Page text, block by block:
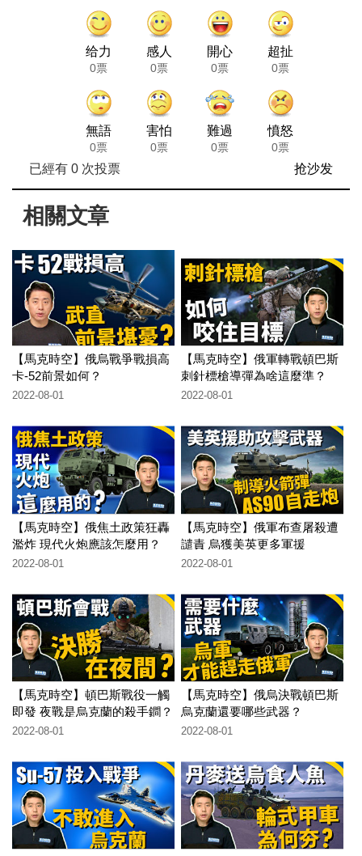
给力
0票
感人
0票
開心
0票
超扯
0票
無語
0票
害怕
0票
難過
0票
憤怒
0票
已經有 0次投票 抢沙发
相關文章
【馬克時空】俄烏戰爭戰損高
卡-52前景如何？
2022-08-01
【馬克時空】俄軍轉戰頓巴斯
刺針標槍導彈為啥這麼準？
2022-08-01
【馬克時空】俄焦土政策狂轟
濫炸 現代火炮應該怎麼用？
2022-08-01
【馬克時空】俄軍布查屠殺遭
譴責 烏獲美英更多軍援
2022-08-01
【馬克時空】頓巴斯戰役一觸
即發 夜戰是烏克蘭的殺手鐧？
2022-08-01
【馬克時空】俄烏決戰頓巴斯
烏克蘭還要哪些武器？
2022-08-01